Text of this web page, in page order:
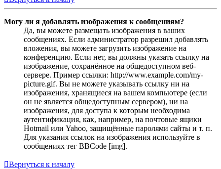
Могу ли я добавлять изображения к сообщениям?
Да, вы можете размещать изображения в ваших
сообщениях. Если администратор разрешил добавлять
вложения, вы можете загрузить изображение на
конференцию. Если нет, вы должны указать ссылку на
изображение, сохранённое на общедоступном веб-
сервере. Пример ссылки: http://www.example.com/my-
picture.gif. Вы не можете указывать ссылку ни на
изображения, хранящиеся на вашем компьютере (если
он не является общедоступным сервером), ни на
изображения, для доступа к которым необходима
аутентификация, как, например, на почтовые ящики
Hotmail или Yahoo, защищённые паролями сайты и т. п.
Для указания ссылок на изображения используйте в
сообщениях тег BBCode [img].
Вернуться к началу